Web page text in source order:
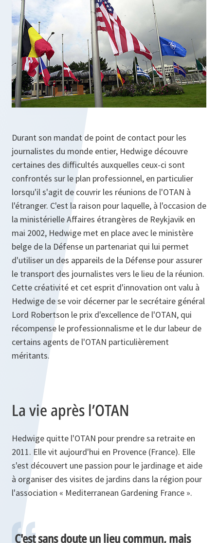
Durant son mandat de point de contact pour les
journalistes du monde entier, Hedwige découvre
certaines des difficultés auxquelles ceux-ci sont
confrontés sur le plan professionnel, en particulier
lorsqu'il s'agit de couvrir les réunions de l'OTAN à
l'étranger. C'est la raison pour laquelle, à l'occasion de
la ministérielle Affaires étrangères de Reykjavik en
mai 2002, Hedwige met en place avec le ministère
belge de la Défense un partenariat qui lui permet
d'utiliser un des appareils de la Défense pour assurer
le transport des journalistes vers le lieu de la réunion.
Cette créativité et cet esprit d'innovation ont valu à
Hedwige de se voir décerner par le secrétaire général
Lord Robertson le prix d'excellence de l'OTAN, qui
récompense le professionnalisme et le dur labeur de
certains agents de l'OTAN particulièrement
méritants.
La vie après l’OTAN
Hedwige quitte l'OTAN pour prendre sa retraite en
2011. Elle vit aujourd'hui en Provence (France). Elle
s'est découvert une passion pour le jardinage et aide
à organiser des visites de jardins dans la région pour
l'association « Mediterranean Gardening France ».
C'est sans doute un lieu commun, mais